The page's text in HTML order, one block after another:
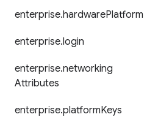
enterprise.hardwarePlatform
enterprise.login
enterprise.networking
Attributes
enterprise.platformKeys